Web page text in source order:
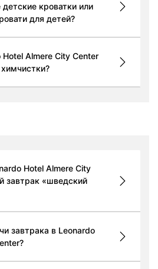
кроватки или
для детей?
Hotel Almere City Center
Hotel Almere City
завтрак «шведский
завтрака в Leonardo